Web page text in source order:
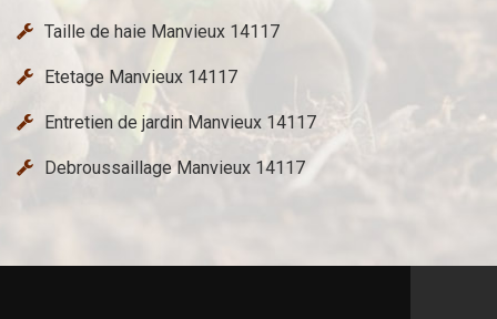
Taille de haie Manvieux 14117
Etetage Manvieux 14117
Entretien de jardin Manvieux 14117
Debroussaillage Manvieux 14117